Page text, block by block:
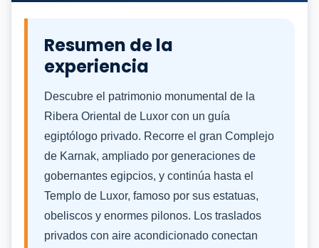
Resumen de la
experiencia
Descubre el patrimonio monumental de la
Ribera Oriental de Luxor con un guía
egiptólogo privado. Recorre el gran Complejo
de Karnak, ampliado por generaciones de
gobernantes egipcios, y continúa hasta el
Templo de Luxor, famoso por sus estatuas,
obeliscos y enormes pilonos. Los traslados
privados con aire acondicionado conectan